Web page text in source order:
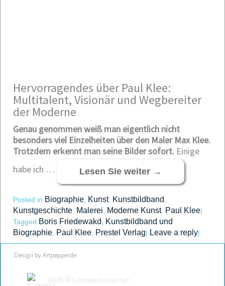
Hervorragendes über Paul Klee:
Multitalent, Visionär und Wegbereiter
der Moderne
Genau genommen weiß man eigentlich nicht
besonders viel Einzelheiten über den Maler Max Klee.
Trotzdem erkennt man seine Bilder sofort. Einige
habe ich …
Lesen Sie weiter →
Posted in Biographie Kunst, Kunstbildband
Kunstgeschichte Malerei Moderne Kunst, Paul Klee|
Tagged Boris Friedewakd
Kunstbildband und
Biographie Paul Klee Prestel Verlag| Leave a reply|
2026 © Literaturkurier.net
Design by Artpepper.de